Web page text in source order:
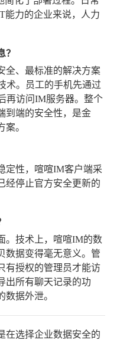
能力的企业来说，人力
全、最标准的解决方案
术。员工的手机先通过
再访问IM服务器。整个
到端的安全性，是金
。
定性，喧喧IM客户端采
经停止官方安全更新的
。技术上，喧喧IM的数
数据变得毫无意义。管
有授权的管理员才能访
出所有聊天记录的功
据外泄。
在选择企业数据安全的